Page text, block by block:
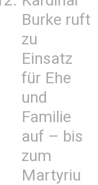
Burke ruft
zu
Einsatz
für Ehe
und
Familie
auf – bis
zum
Martyriu